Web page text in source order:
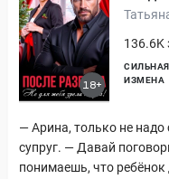
18+
136.6K
ИЗМЕНА
— Арина, только не
супруг. — Давай
понимаешь, что